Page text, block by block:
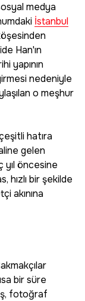
medya
İstanbul
Han'ın
yapının
nedeniyle
o meşhur
hatıra
gelen
yıl öncesine
hızlı bir şekilde
akınına
bir süre
fotoğraf